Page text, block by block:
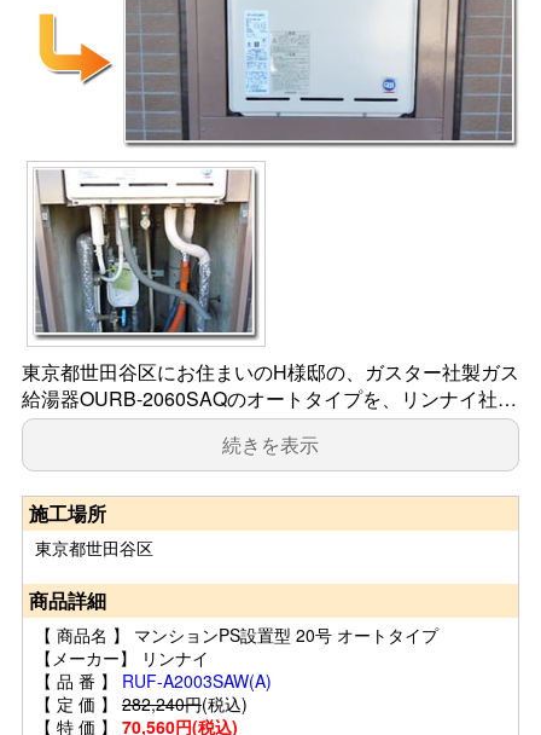
東京都世田谷区にお住まいのH様邸の、ガスター社製ガス
給湯器OURB-2060SAQのオートタイプを、リンナイ社…
続きを表示
施工場所
東京都世田谷区
商品詳細
【 商品名 】 マンションPS設置型 20号 オートタイプ
【メーカー】 リンナイ
【 品 番 】 RUF-A2003SAW(A)
【 定 価 】 282,240円(税込)
【 特 価 】 70,560円(税込)